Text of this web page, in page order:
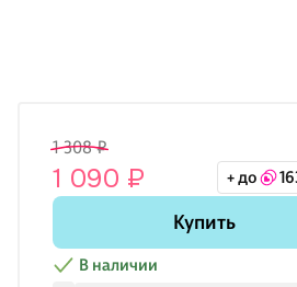
1 308 ₽
1 090 ₽ + до
Купить
В наличии